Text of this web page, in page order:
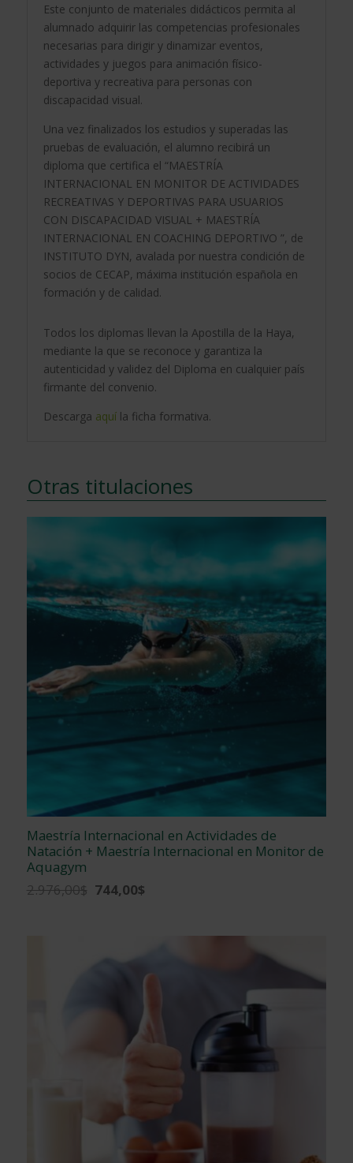
Con
Discapacidad
Visual
Maestría
Internacional
Coaching
Deportivo
cantidad
:
Este conjunto de materiales didácticos permita al
alumnado adquirir las competencias profesionales
necesarias para dirigir y dinamizar eventos,
actividades y juegos para animación físico-
deportiva y recreativa para personas con
discapacidad visual.
Una vez finalizados los estudios y superadas las
pruebas de evaluación, el alumno recibirá un
diploma que certifica el “MAESTRÍA
INTERNACIONAL EN MONITOR DE ACTIVIDADES
RECREATIVAS Y DEPORTIVAS PARA USUARIOS
CON DISCAPACIDAD VISUAL + MAESTRÍA
INTERNACIONAL EN COACHING DEPORTIVO ”, de
INSTITUTO DYN, avalada por nuestra condición de
socios de CECAP, máxima institución española en
formación y de calidad.
Todos los diplomas llevan la Apostilla de la Haya,
mediante la que se reconoce y garantiza la
autenticidad y validez del Diploma en cualquier país
firmante del convenio.
Descarga aquíla ficha formativa.
Otras titulaciones
Maestría Internacional en Actividades de
Natación + Maestría Internacional en Monitor de
Aquagym
2.976,00$ El
2.976,00$.
744,00$El